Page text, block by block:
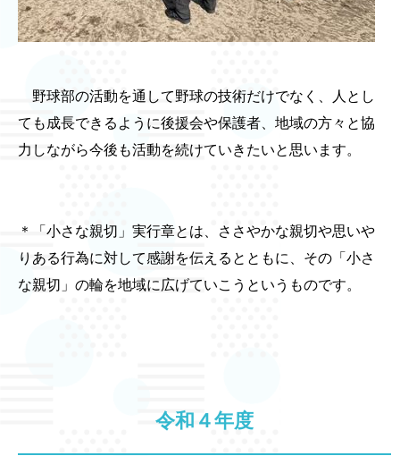
野球部の活動を通して野球の技術だけでなく、人とし
ても成長できるように後援会や保護者、地域の方々と協
力しながら今後も活動を続けていきたいと思います。
＊「小さな親切」実行章とは、ささやかな親切や思いや
りある行為に対して感謝を伝えるとともに、その「小さ
な親切」の輪を地域に広げていこうというものです。
令和４年度